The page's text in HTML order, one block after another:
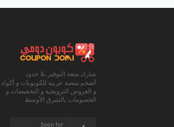
شارك متعة التوفير بلا حدود
أضخم منصة عربية للكوبونات و
و العروض الترويجية و التخفيضات و
الخصومات بالشرق الأوسط
Soon for